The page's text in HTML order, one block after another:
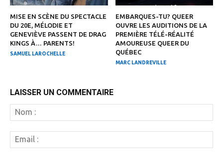
MISE EN SCÈNE DU SPECTACLE
DU 20E, MÉLODIE ET
GENEVIÈVE PASSENT DE DRAG
KINGS À… PARENTS!
SAMUEL LAROCHELLE
EMBARQUES-TU? QUEER
OUVRE LES AUDITIONS DE LA
PREMIÈRE TÉLÉ-RÉALITÉ
AMOUREUSE QUEER DU
QUÉBEC
MARC LANDREVILLE
LAISSER UN COMMENTAIRE
:
: